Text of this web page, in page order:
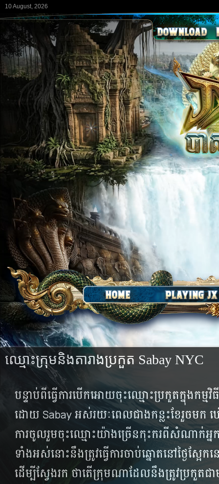
10 August, 2026
ឈ្មោះក្រុមនិងតារាងប្រកួត Sabay NYC
បន្ទាប់​ពី​ធ្វើ​ការ​បើក​អោយ​ចុះ​ឈ្មោះ​ប្រកួត​ក្នុង​កម្ម​វិ
ដោយ​ Sabay អស់​រយៈ​ពេល​ជាង​កន្លះ​ខែ​រួច​មក​
ការ​ចូល​រួម​ចុះ​ឈ្មោះ​យ៉ាង​ច្រើន​កុះ​ករ​ពី​សំណាក់​អ្ន
ទាំង​អស់​នោះ​នឹង​ត្រូវ​ធ្វើ​ការ​ចាប់​ឆ្នោត​នៅ​ថ្ងៃ​ស្អ
ដើម្បី​ស្វែង​រក​ ថា​តើ​ក្រុម​ណា​ដែល​នឹង​ត្រូវ​ប្រកួ